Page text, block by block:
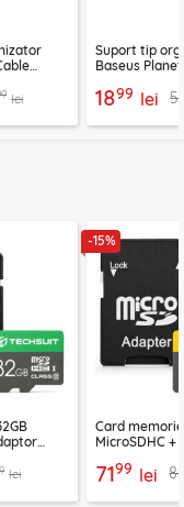
lei
Suport tip
Baseus
1899 lei
lei
-15%
Card
MicroSDHC +
7199 lei